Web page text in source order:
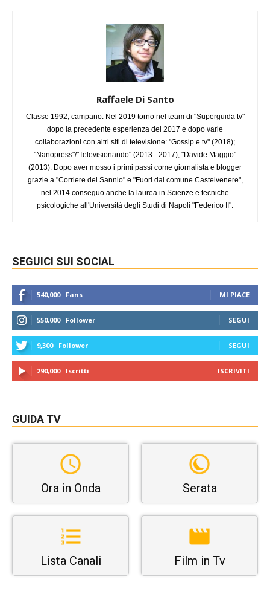
Raffaele Di Santo
Classe 1992, campano. Nel 2019 torno nel team di "Superguida tv"
dopo la precedente esperienza del 2017 e dopo varie
collaborazioni con altri siti di televisione: "Gossip e tv" (2018);
"Nanopress"/"Televisionando" (2013 - 2017); "Davide Maggio"
(2013). Dopo aver mosso i primi passi come giornalista e blogger
grazie a "Corriere del Sannio" e "Fuori dal comune Castelvenere",
nel 2014 conseguo anche la laurea in Scienze e tecniche
psicologiche all'Università degli Studi di Napoli "Federico II".
SEGUICI SUI SOCIAL
540,000 Fans MI PIACE
550,000 Follower SEGUI
9,300 Follower SEGUI
290,000 Iscritti ISCRIVITI
GUIDA TV
Ora in Onda Serata
Lista Canali Film in Tv